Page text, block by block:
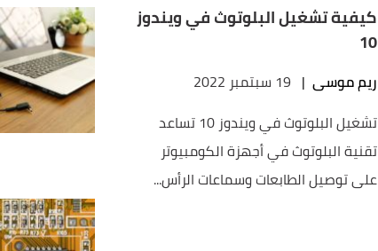
كيفية تشغيل البلوتوث في ويندوز
10
ريم موسى | 19 سبتمبر 2022
تشغيل البلوتوث في ويندوز 10 تساعد
تقنية البلوتوث في أجهزة الكومبيوتر
على توصيل الطابعات وسماعات الرأس...